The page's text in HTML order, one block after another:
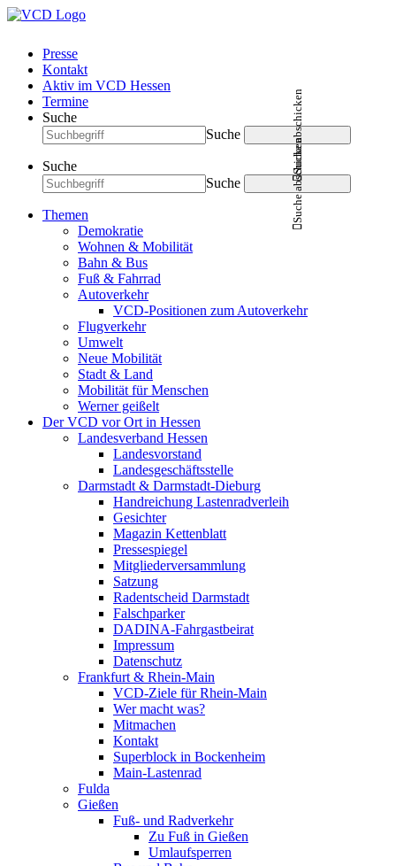
Presse
Kontakt
Aktiv im VCD Hessen
Termine
Suche
Suche
Suche abschicken
Suche
Suche
Suche abschicken
Themen
Demokratie
Wohnen & Mobilität
Bahn & Bus
Fuß & Fahrrad
Autoverkehr
VCD-Positionen zum Autoverkehr
Flugverkehr
Umwelt
Neue Mobilität
Stadt & Land
Mobilität für Menschen
Werner geißelt
Der VCD vor Ort in Hessen
Landesverband Hessen
Landesvorstand
Landesgeschäftsstelle
Darmstadt & Darmstadt-Dieburg
Handreichung Lastenradverleih
Gesichter
Magazin Kettenblatt
Pressespiegel
Mitgliederversammlung
Satzung
Radentscheid Darmstadt
Falschparker
DADINA-Fahrgastbeirat
Impressum
Datenschutz
Frankfurt & Rhein-Main
VCD-Ziele für Rhein-Main
Wer macht was?
Mitmachen
Kontakt
Superblock in Bockenheim
Main-Lastenrad
Fulda
Gießen
Fuß- und Radverkehr
Zu Fuß in Gießen
Umlaufsperren